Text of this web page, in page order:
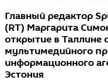
Главный редактор
(RT) Маргарита
открытие в Таллине
мультимедийного
информационного
Эстония